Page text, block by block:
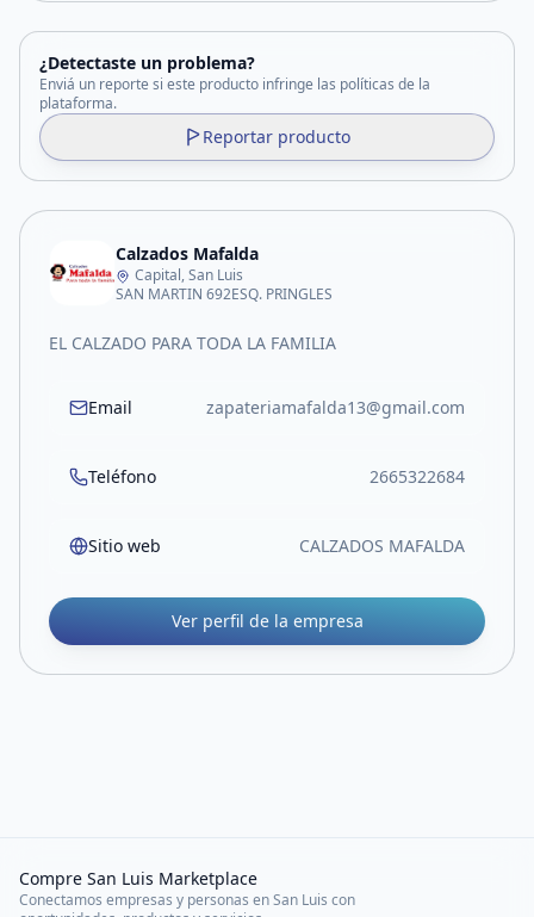
¿Detectaste un problema?
Enviá un reporte si este producto infringe las políticas de la
plataforma.
Reportar producto
Calzados Mafalda
Capital, San Luis
SAN MARTIN 692ESQ. PRINGLES
EL CALZADO PARA TODA LA FAMILIA
Email zapateriamafalda13@gmail.com
Teléfono 2665322684
Sitio web CALZADOS MAFALDA
Ver perfil de la empresa
Compre San Luis Marketplace
Conectamos empresas y personas en San Luis con